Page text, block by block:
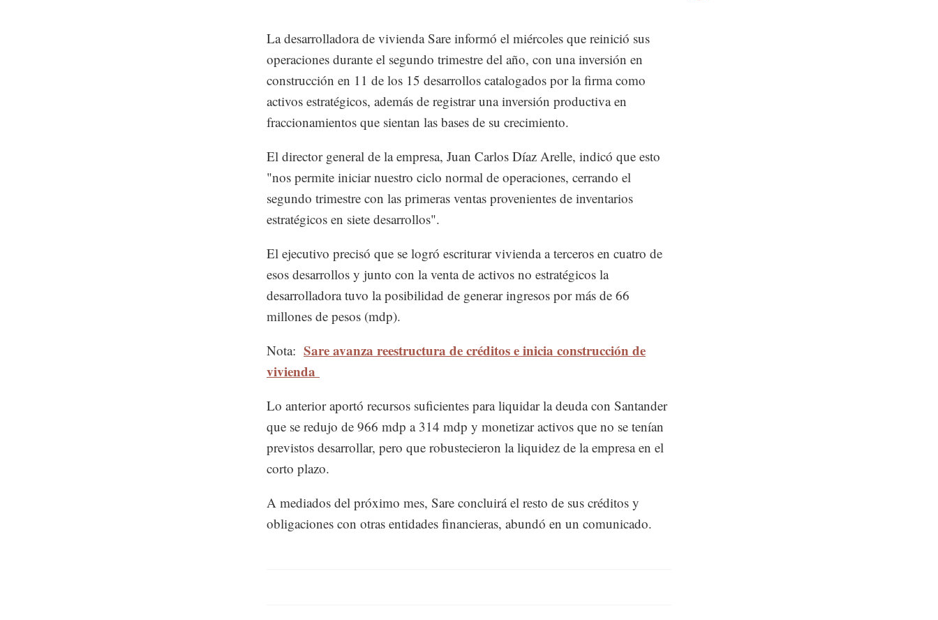
La desarrolladora de vivienda Sare informó el miércoles que reinició sus
operaciones durante el segundo trimestre del año, con una inversión en
construcción en 11 de los 15 desarrollos catalogados por la firma como
activos estratégicos, además de registrar una inversión productiva en
fraccionamientos que sientan las bases de su crecimiento.
El director general de la empresa, Juan Carlos Díaz Arelle, indicó que esto
"nos permite iniciar nuestro ciclo normal de operaciones, cerrando el
segundo trimestre con las primeras ventas provenientes de inventarios
estratégicos en siete desarrollos".
El ejecutivo precisó que se logró escriturar vivienda a terceros en cuatro de
esos desarrollos y junto con la venta de activos no estratégicos la
desarrolladora tuvo la posibilidad de generar ingresos por más de 66
millones de pesos (mdp).
Nota: Sare avanza reestructura de créditos e inicia construcción de
vivienda
Lo anterior aportó recursos suficientes para liquidar la deuda con Santander
que se redujo de 966 mdp a 314 mdp y monetizar activos que no se tenían
previstos desarrollar, pero que robustecieron la liquidez de la empresa en el
corto plazo.
A mediados del próximo mes, Sare concluirá el resto de sus créditos y
obligaciones con otras entidades financieras, abundó en un comunicado.